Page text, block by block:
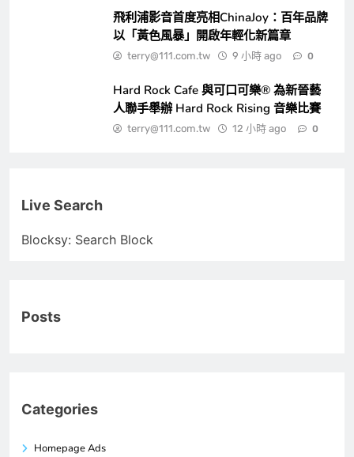
飛利浦影音首度亮相ChinaJoy：百年品牌
以「黃色風暴」開啟年輕化新篇章
terry@111.com.tw 9 小時 ago 0
Hard Rock Cafe 與可口可樂® 為新晉藝
人聯手舉辦 Hard Rock Rising 音樂比賽
terry@111.com.tw 12 小時 ago 0
Live Search
Blocksy: Search Block
Posts
Categories
Homepage Ads